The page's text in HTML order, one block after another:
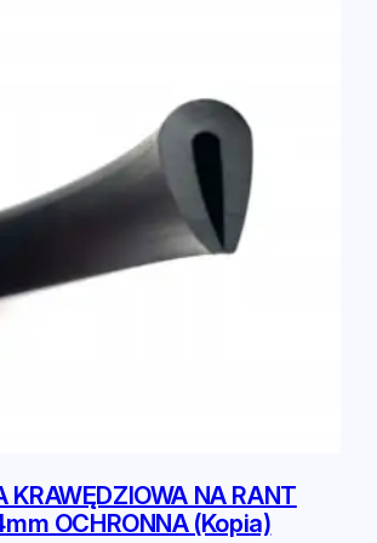
KRAWĘDZIOWA NA RANT
OCHRONNA (Kopia)